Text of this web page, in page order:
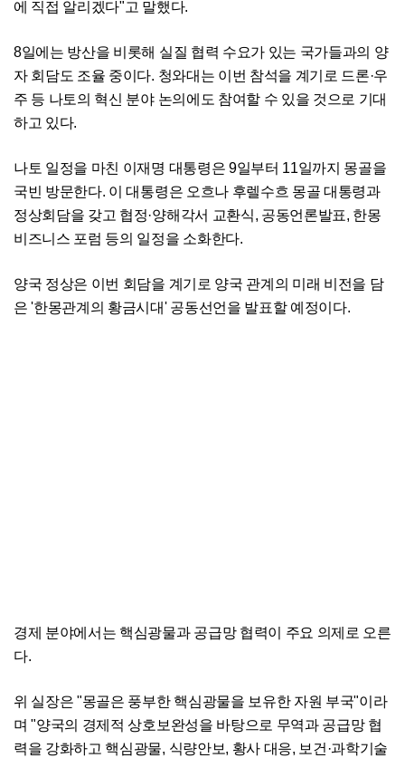
에 직접 알리겠다"고 말했다.
8일에는 방산을 비롯해 실질 협력 수요가 있는 국가들과의 양
자 회담도 조율 중이다. 청와대는 이번 참석을 계기로 드론·우
주 등 나토의 혁신 분야 논의에도 참여할 수 있을 것으로 기대
하고 있다.
나토 일정을 마친 이재명 대통령은 9일부터 11일까지 몽골을
국빈 방문한다. 이 대통령은 오흐나 후렐수흐 몽골 대통령과
정상회담을 갖고 협정·양해각서 교환식, 공동언론발표, 한몽
비즈니스 포럼 등의 일정을 소화한다.
양국 정상은 이번 회담을 계기로 양국 관계의 미래 비전을 담
은 '한몽관계의 황금시대' 공동선언을 발표할 예정이다.
경제 분야에서는 핵심광물과 공급망 협력이 주요 의제로 오른
다.
위 실장은 "몽골은 풍부한 핵심광물을 보유한 자원 부국"이라
며 "양국의 경제적 상호보완성을 바탕으로 무역과 공급망 협
력을 강화하고 핵심광물, 식량안보, 황사 대응, 보건·과학기술